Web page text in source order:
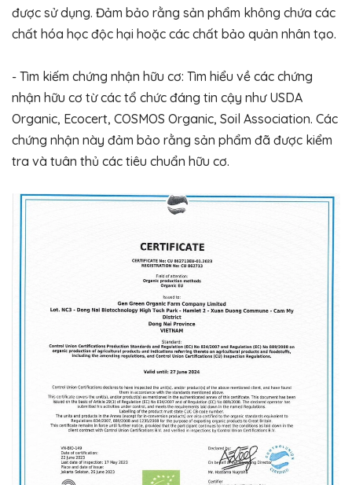
được sử dụng. Đảm bảo rằng sản phẩm không chứa các
chất hóa học độc hại hoặc các chất bảo quản nhân tạo.
- Tìm kiếm chứng nhận hữu cơ: Tìm hiểu về các chứng
nhận hữu cơ từ các tổ chức đáng tin cậy như USDA
Organic, Ecocert, COSMOS Organic, Soil Association. Các
chứng nhận này đảm bảo rằng sản phẩm đã được kiểm
tra và tuân thủ các tiêu chuẩn hữu cơ.